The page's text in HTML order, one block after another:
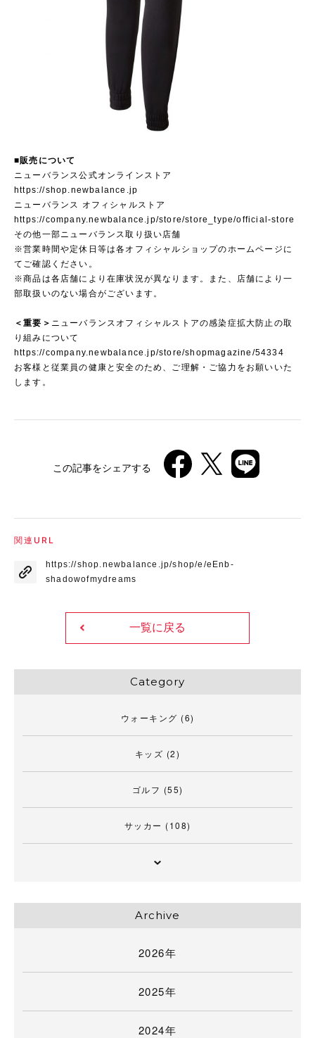
■販売について
ニューバランス公式オンラインストア
https://shop.newbalance.jp
ニューバランス オフィシャルストア
https://company.newbalance.jp/store/store_type/official-store
その他一部ニューバランス取り扱い店舗
※営業時間や定休日等は各オフィシャルショップのホームページに
てご確認ください。
※商品は各店舗により在庫状況が異なります。また、店舗により一
部取扱いのない場合がございます。
＜重要＞ ニューバランスオフィシャルストアの感染症拡大防止の取
り組みについて
https://company.newbalance.jp/store/shopmagazine/54334
お客様と従業員の健康と安全のため、ご理解・ご協力をお願いいた
します。
この記事をシェアする
関連URL
https://shop.newbalance.jp/shop/e/eEnb-
shadowofmydreams
一覧に戻る
Category
ウォーキング (6)
キッズ (2)
ゴルフ (55)
サッカー (108)
Archive
2026年
2025年
2024年